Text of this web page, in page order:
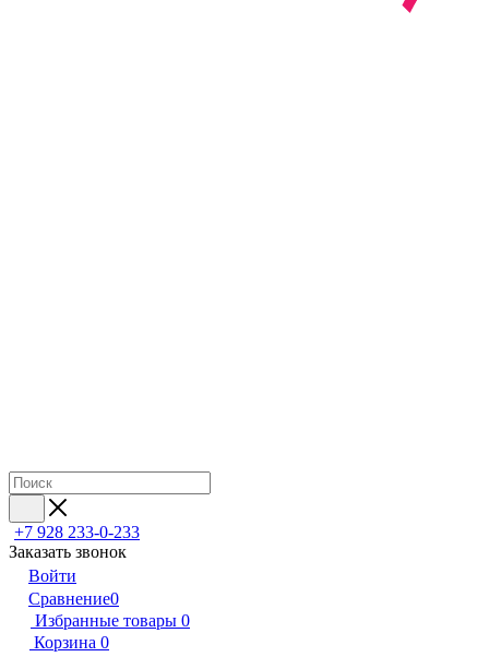
+7 928 233-0-233
Заказать звонок
Войти
Сравнение0
Избранные товары 0
Корзина 0